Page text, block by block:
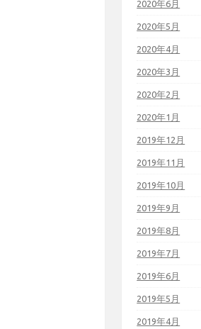
2020年6月
2020年5月
2020年4月
2020年3月
2020年2月
2020年1月
2019年12月
2019年11月
2019年10月
2019年9月
2019年8月
2019年7月
2019年6月
2019年5月
2019年4月